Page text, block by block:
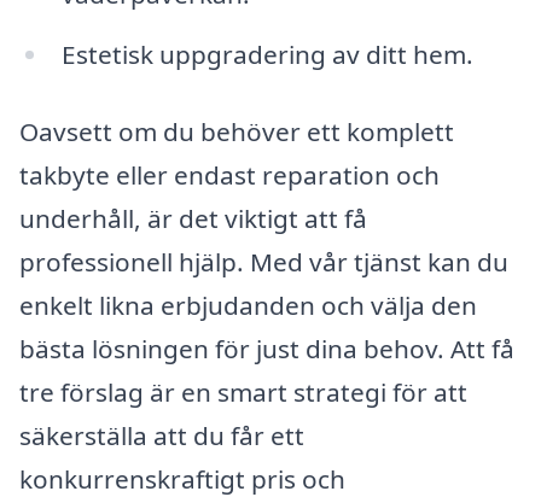
Estetisk uppgradering av ditt hem.
Oavsett om du behöver ett komplett
takbyte eller endast reparation och
underhåll, är det viktigt att få
professionell hjälp. Med vår tjänst kan du
enkelt likna erbjudanden och välja den
bästa lösningen för just dina behov. Att få
tre förslag är en smart strategi för att
säkerställa att du får ett
konkurrenskraftigt pris och